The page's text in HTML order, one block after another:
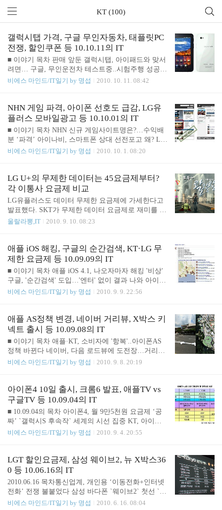
KT (100)
갤럭시탭 가격, 구글 무인자동차, 태플릿PC
전쟁, 할인쿠폰 등 10.10.11의 IT
■ 이야기 목차 판매 앞둔 갤럭시탭, 아이패드와 맞서
려면… 구글, 무인운전차 테스트중..시험주행 성공
구글 “윈도폰7?, 더이상의 모바일 플랫폼은 필요없
전 4개월… 갤럭시S, 아이폰4 눌렀다 [쿠폰찜 소식]
다이아몬드 목걸이 17만원 5천원 판매 ■ 판매 앞둔
갤럭시탭, 아이패드와 맞서려면… ZDNET 기사보기
갤럭시탭이 출시를 앞두고 이런저런 조율로 얘기가
많다. 일단 미국 시장에 진출하면서 아이패드와의 경
쟁에 대한 이야기가 많다. 갤럭시탭이 아이패드보다
가격에 출시한다는 소식에 실망스럽다는 분위기다.
삼성은 핵심 부품인 반도체와 디스플레이를 자체
제..
비에스 마인드/IT일기 by 명섭 2010. 10. 11. 08:42
NHN 게임 파격, 아이폰 선호도 급감, LG유
플러스 모바일광고 등 10.10.01의 IT
■ 이야기 목차 NHN 신규 게임사이트명은?…수익배
분 ‘파격’ 아이나비, 스마트폰 상대 선전포고 왜? LG
유플러스, 모바일 광고 사업 진출 아이폰4 시즌2 개
커진다 ■ NHN 신규 게임사이트명은?…수익배분 ‘파
격’ ZDNET 기사보기 네이버를 운영하는 NHN의 행
보가 심상치 않다. 얼마전 블로그 간담회에서는 네이
버가 소셜로 간다고 비전을 말하더니 획기적인 게임
채널링 사이트 '플레이넷' 소식을 전하고 있다. 채널
링 관련 게임사이트 '플레이넷'은, - 외부 게임사가 참
이넷에서 발생하는 수익을 게임사 7, NHN 3으로 분
배 - 적극적인 영업으로..
비에스 마인드/IT일기 by 명섭 2010. 10. 1. 08:20
LG U+의 무제한 데이터는 45요금제부터?
각 이통사 요금제 비교
LG유플러스도 데이터 무제한 요금제에 가세한다고
발표했다. SKT가 무제한 데이터 요금제로 재미를 보
고 있는 것에 위기를 느낀 KT가 같은 방식으로 무제
동참한다고 발표한 것이다. 정확한 내용은 오늘(9/1
0) 발표한다고 말했지만 이미 인터넷에는 파격적인 4
5요금제부터 적용될 것이라는 얘기가 퍼지고 있다.
'진리의 오즈'라는 말이 있다. LG유플러스의 데이터
요금제가 다른 통신사의 상품에 비해 뛰어나기 때문
에 그런 애칭이 만들어진 것이다. 지금까지 45요금제
나는 55요금제를 사용하면서 WiFi를 사용하지 않고
3G로 만 무선인터넷을 한다. 그래도 ..
울랄라뽕,IT 2010. 9. 10. 08:23
애플 iOS 해킹, 구글의 순간검색, KT·LG 무
제한 요금제 등 10.09.09의 IT
■ 이야기 목차 애플 iOS 4.1, 나오자마자 해킹 '비상'
구글, '순간검색' 도입…'엔터' 없이 결과 나와 아이패
드는 애플TV의 ‘징검다리’? KT도 3G 데이터 무제한
자 해킹 '비상' 아이뉴스24 기사보기 애플이 아이폰
해킹을 막기 위해 내놓은 iOS 4.1 버전이 나오자마자
취약점이 발견되었고 이를 발견한 Pod2g 라는 해커
는 탈옥 프로그램 개발에 착수한다고 한다. 이를 발
견한 해커는 Pod2g 뿐이 아닌 것으로 알려져 있어 귀
추가 주목되고 있다. 당연히 애플측에게는 걱정거리
용자에게는 또 다른 기회일 수도 있지 않을까? ■ 구
글..
비에스 마인드/IT일기 by 명섭 2010. 9. 9. 22:56
애플 AS정책 변경, 네이버 거리뷰, X박스 키
넥트 출시 등 10.09.08의 IT
■ 이야기 목차 애플·KT, 소비자에 '항복'..아이폰AS
정책 바뀐다 네이버, 다음 로드뷰에 도전장…거리뷰
선봬 케이블TV방송 지상파 동시중계 못한다 한국M
상회의' 기능 ■ 애플·KT, 소비자에 '항복'..아이폰AS
정책 바뀐다 머니투데이 기사보기 아이폰4를 출시하
는 시점부터 아이폰의 AS를 KT가 아닌 애플 AS센터
에서 접수를 한다고 한다. 또한, 그동안 지적이 심했
던 맞교환 방식의 AS도 조금 개선이 되는 듯 하다. 이
런 것이 기사로 나올 수 있는 이유는 그동안 애플의
는 외국 기업들은 우리나라 정서는 상관없이 자기네
방식에 맞춰서 사용하..
비에스 마인드/IT일기 by 명섭 2010. 9. 8. 20:19
아이폰4 10일 출시, 크롬6 발표, 애플TV vs
구글TV 등 10.09.04의 IT
■ 10.09.04의 목차 아이폰4, 월 9만5천원 요금제 ‘공
짜’ `갤럭시S 후속작` 세계의 시선 집중 KT, 아이폰4
10일 출시…가격은 3GS와 동일 구글, 3배 빠른 '크롬
월 9만5천원 요금제 ‘공짜’ ZDNET 기사보기 KT에서
95,000원/월 하는 i-프리미엄 스마트폰 요금제를 사용
할 경우 아이폰4 16GB를 무료로 제공한다고 한다. i-
프리미엄 스마트폰 요금제는 음성 800분, 문자 300
건, 데이터 3GB를 제공하는 상품이다. 나는 옵티머스
Q(LG U+)를 지난 6월에 구입했다. OZ스마트55 요금
비에스 마인드/IT일기 by 명섭 2010. 9. 4. 20:55
LGT 할인요금제, 삼성 웨이브2, 뉴 X박스36
0 등 10.06.16의 IT
2010.06.16 목차통신업계, 개인용 ‘이동전화+인터넷
전화’ 전쟁 불붙었다 삼성 바다폰 `웨이브2` 첫선 `게
임 입체영상으로…` 3D PC시장 열리나 가족 단위 요
비에스 마인드/IT일기 by 명섭 2010. 6. 16. 08:04